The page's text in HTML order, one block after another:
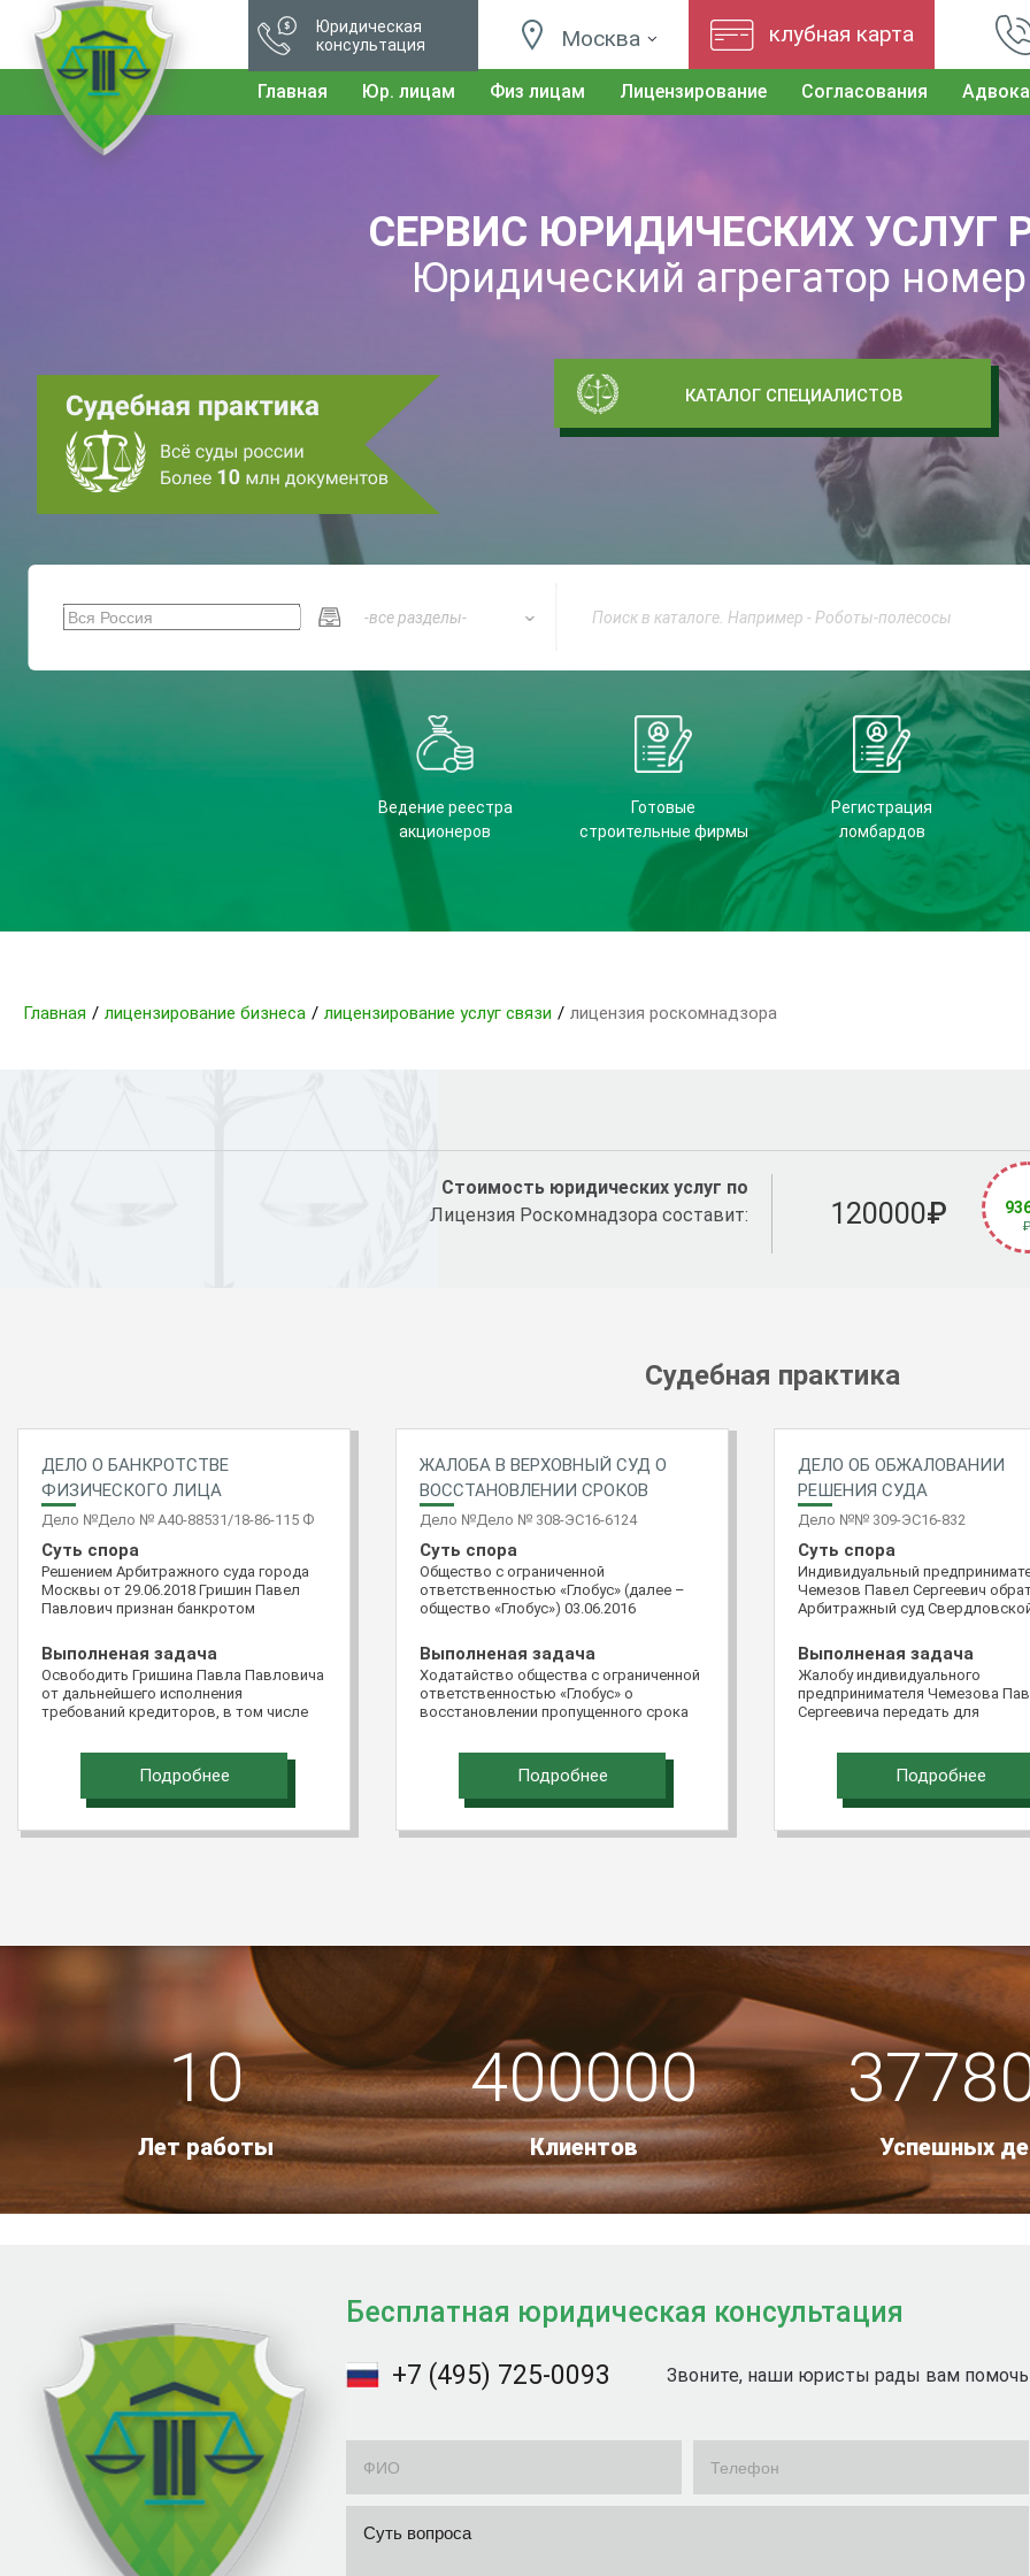
Юридическая
консультация
Москва клубная карта
Главная Юр. лицам Физ лицам Лицензирование Согласования
СЕРВИС ЮРИДИЧЕСКИХ УСЛУГ
Юридический агрегатор
КАТАЛОГ СПЕЦИАЛИСТОВ
Ведение реестра
акционеров
Готовые
строительные фирмы
Регистрация
ломбардов
Главная / лицензирование бизнеса / лицензирование услуг связи / лицензия роскомнадзора
Стоимость юридических услуг по
Лицензия Роскомнадзора составит:
120000₽ ₽
Судебная практика
ДЕЛО О БАНКРОТСТВЕ
ФИЗИЧЕСКОГО ЛИЦА
Дело №Дело № А40-88531/18-86-115 Ф
Суть спора
Решением Арбитражного суда города
Москвы от 29.06.2018 Гришин Павел
Павлович признан банкротом
Выполненая задача
Освободить Гришина Павла Павловича
от дальнейшего исполнения
требований кредиторов, в том числе
заявленных в ходе реализации
имущества гражданина
Подробнее
ЖАЛОБА В ВЕРХОВНЫЙ СУД О
ВОССТАНОВЛЕНИИ СРОКОВ
Дело №Дело № 308-ЭС16-6124
Суть спора
Общество с ограниченной
ответственностью «Глобус» (далее –
общество «Глобус») 03.06.2016
Российской Федерации через систему
подачи документов в электронном
виде «Мой арбитр» с кассационной
жалобой на постановление
Пятнадцатого арбитражного
постановление Арбитражного суда
Северо-Кавказского округа от
Выполненая задача
Ходатайство общества с ограниченной
ответственностью «Глобус» о
восстановлении пропущенного срока
восстановить.
Подробнее
ДЕЛО ОБ ОБЖАЛОВАНИИ
РЕШЕНИЯ СУДА
Дело №№ 309-ЭС16-832
Суть спора
Индивидуальный
Чемезов Павел Сергеевич
Арбитражный суд
ограниченной ответственностью
«Терминал Чкаловский» о
502 463 руб. 12 коп. убытков.
Выполненая задача
Жалобу индивидуального
предпринимателя Чемезова
Сергеевича передать для
Судебной коллегии по
спорам Верховного Суда
Подробнее
10
Лет работы
400000
Клиентов Успешных
Бесплатная юридическая консультация
+7 (495) 725-0093 Звоните, наши юристы рады вам помочь